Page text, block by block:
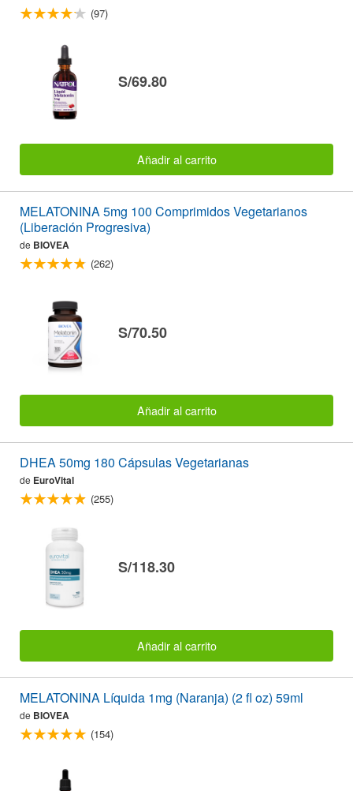
(97)
S/69.80
Añadir al carrito
MELATONINA 5mg 100 Comprimidos Vegetarianos
(Liberación Progresiva)
de BIOVEA
(262)
S/70.50
Añadir al carrito
DHEA 50mg 180 Cápsulas Vegetarianas
de EuroVital
(255)
S/118.30
Añadir al carrito
MELATONINA Líquida 1mg (Naranja) (2 fl oz) 59ml
de BIOVEA
(154)